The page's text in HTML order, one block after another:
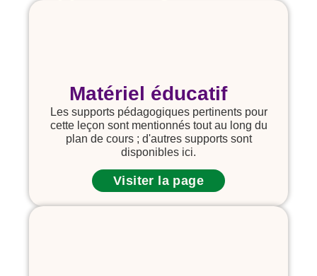
Matériel éducatif
Les supports pédagogiques pertinents pour
cette leçon sont mentionnés tout au long du
plan de cours ; d'autres supports sont
disponibles ici.
Visiter la page